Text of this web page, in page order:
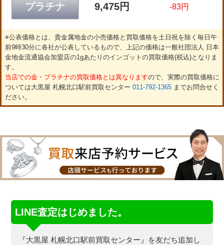
プラチナ 9,475円 -83円
※公表価格とは、貴金属地金の小売価格と買取価格を土日祝を除く毎日午
前9時30分に各社が公表しているもので、上記の価格は一般社団法人 日本
金地金流通協会加盟店の1gあたりのインゴットの買取価格(税込)となりま
す。
当店での金・プラチナの買取価格とは異なりますので、実際の買取価格に
ついては大黒屋 札幌北口駅前買取センター 011-792-1365までお問合せく
ださい。
LINE査定はじめました。
『大黒屋 札幌北口駅前買取センター』を友だち追加し